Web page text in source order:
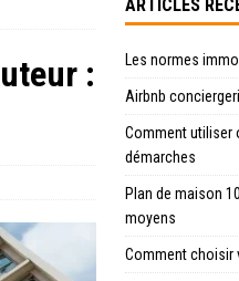
:
ARTICLES
Les normes
Airbnb
Comment utiliser
démarches
Plan de maison
moyens
Comment choisir